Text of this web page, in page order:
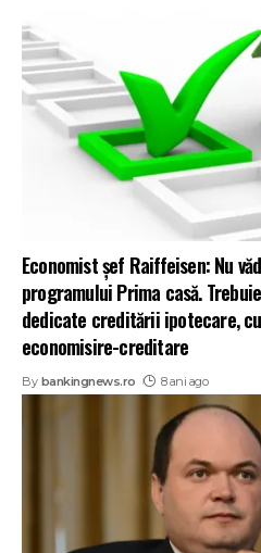
Economist șef Raiffeisen: Nu
programului Prima casă.
dedicate creditării ipotecare,
economisire-creditare
By bankingnews.ro 8 ani ago